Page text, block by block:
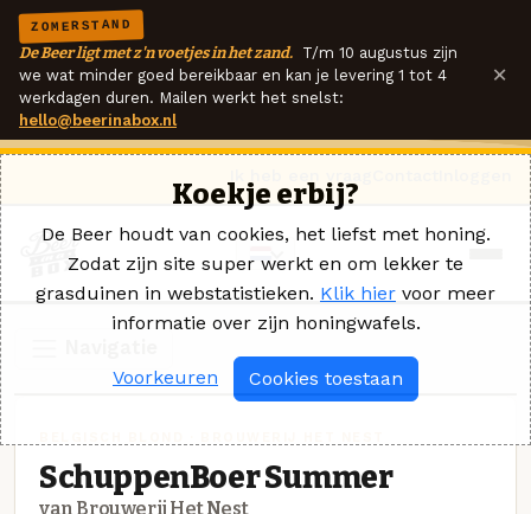
ZOMERSTAND
De Beer ligt met z'n voetjes in het zand. T/m 10 augustus zijn
we wat minder goed bereikbaar en kan je levering 1 tot 4
werkdagen duren. Mailen werkt het snelst:
hello@beerinabox.nl
×
SchuppenBoer Summer
van Brouwerij Het Nest
Koekje erbij?
De Beer houdt van cookies, het liefst met honing.
Zodat zijn site super werkt en om lekker te
grasduinen in webstatistieken. Klik hier voor meer
informatie over zijn honingwafels.
Voorkeuren Cookies toestaan